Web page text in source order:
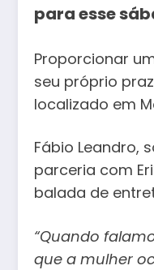
para esse
Proporcionar
seu próprio
localizado em
Fábio Leandro,
parceria com
balada de
“Quando
que a mulher